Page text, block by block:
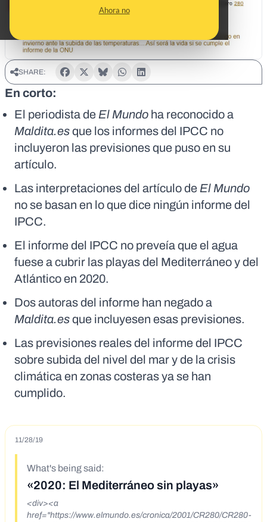
Ahora no
SHARE:
En corto:
El periodista de El Mundo ha reconocido a
Maldita.esque los informes del IPCC no
incluyeron las previsiones que puso en su
artículo.
Las interpretaciones del artículo de El Mundo
no se basan en lo que dice ningún informe del
IPCC.
El informe del IPCC no preveía que el agua
fuese a cubrir las playas del Mediterráneo y del
Atlántico en 2020.
Dos autoras del informe han negado a
Maldita.esque incluyesen esas previsiones.
Las previsiones reales del informe del IPCC
sobre subida del nivel del mar y de la crisis
climática en zonas costeras ya se han
cumplido.
11/28/19
What's being said:
«2020: El Mediterráneo sin playas»
<div><a
href="https://www.elmundo.es/cronica/2001/CR280/CR280-